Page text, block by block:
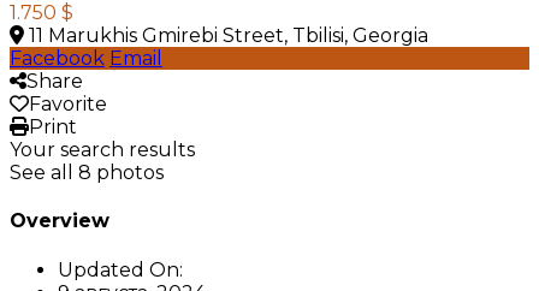
1.750 $
11 Marukhis Gmirebi Street, Tbilisi, Georgia
Facebook Email
Share
Favorite
Print
Your search results
See all 8 photos
Overview
Updated On: